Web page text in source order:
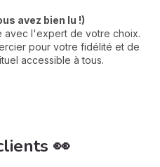
avez bien lu !)
avec l'expert de votre choix.
pour votre fidélité et de
accessible à tous.
👀